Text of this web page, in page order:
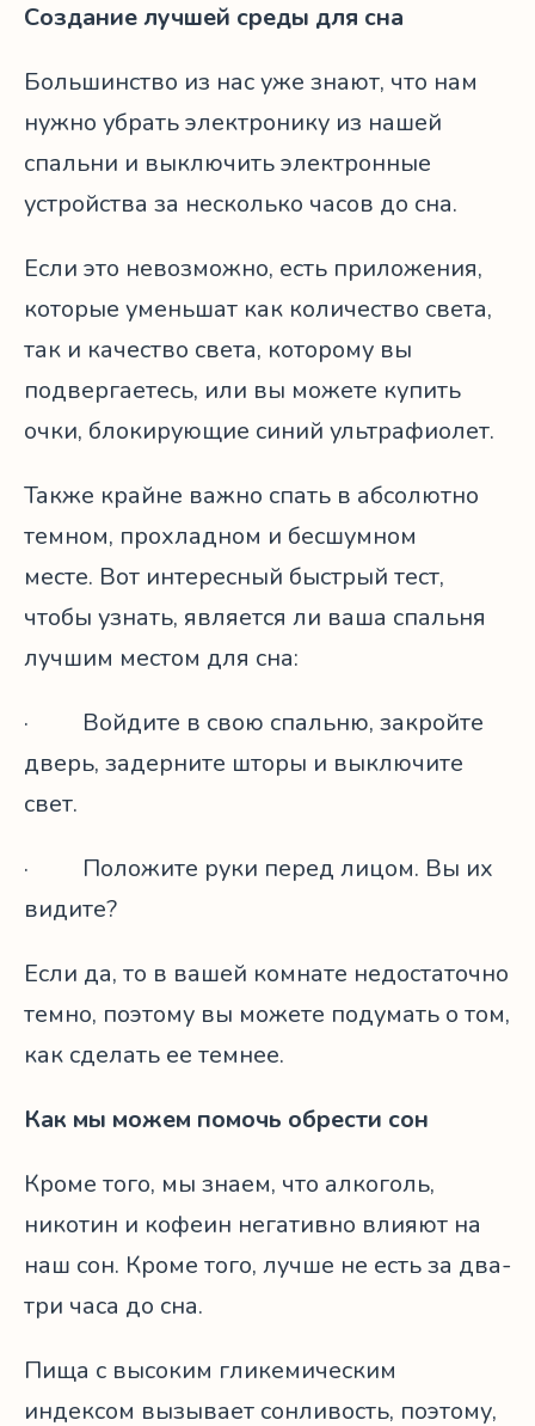
Создание лучшей среды для сна
Большинство из нас уже знают, что нам
нужно убрать электронику из нашей
спальни и выключить электронные
устройства за несколько часов до сна.
Если это невозможно, есть приложения,
которые уменьшат как количество света,
так и качество света, которому вы
подвергаетесь, или вы можете купить
очки, блокирующие синий ультрафиолет.
Также крайне важно спать в абсолютно
темном, прохладном и бесшумном
месте. Вот интересный быстрый тест,
чтобы узнать, является ли ваша спальня
лучшим местом для сна:
· Войдите в свою спальню, закройте
дверь, задерните шторы и выключите
свет.
· Положите руки перед лицом. Вы их
видите?
Если да, то в вашей комнате недостаточно
темно, поэтому вы можете подумать о том,
как сделать ее темнее.
Как мы можем помочь обрести сон
Кроме того, мы знаем, что алкоголь,
никотин и кофеин негативно влияют на
наш сон. Кроме того, лучше не есть за два-
три часа до сна.
Пища с высоким гликемическим
индексом вызывает сонливость, поэтому,